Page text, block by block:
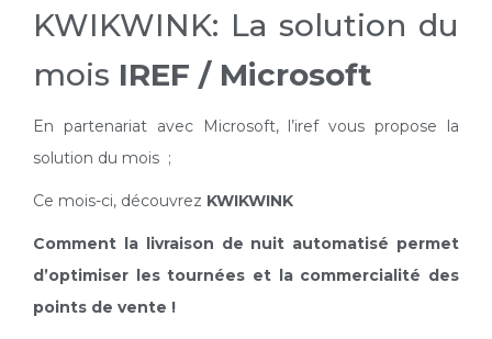
KWIKWINK: La solution du
mois IREF / Microsoft
En partenariat avec Microsoft, l’iref vous propose la
solution du mois ;
Ce mois-ci, découvrez KWIKWINK
Comment la livraison de nuit automatisé permet
d’optimiser les tournées et la commercialité des
points de vente !